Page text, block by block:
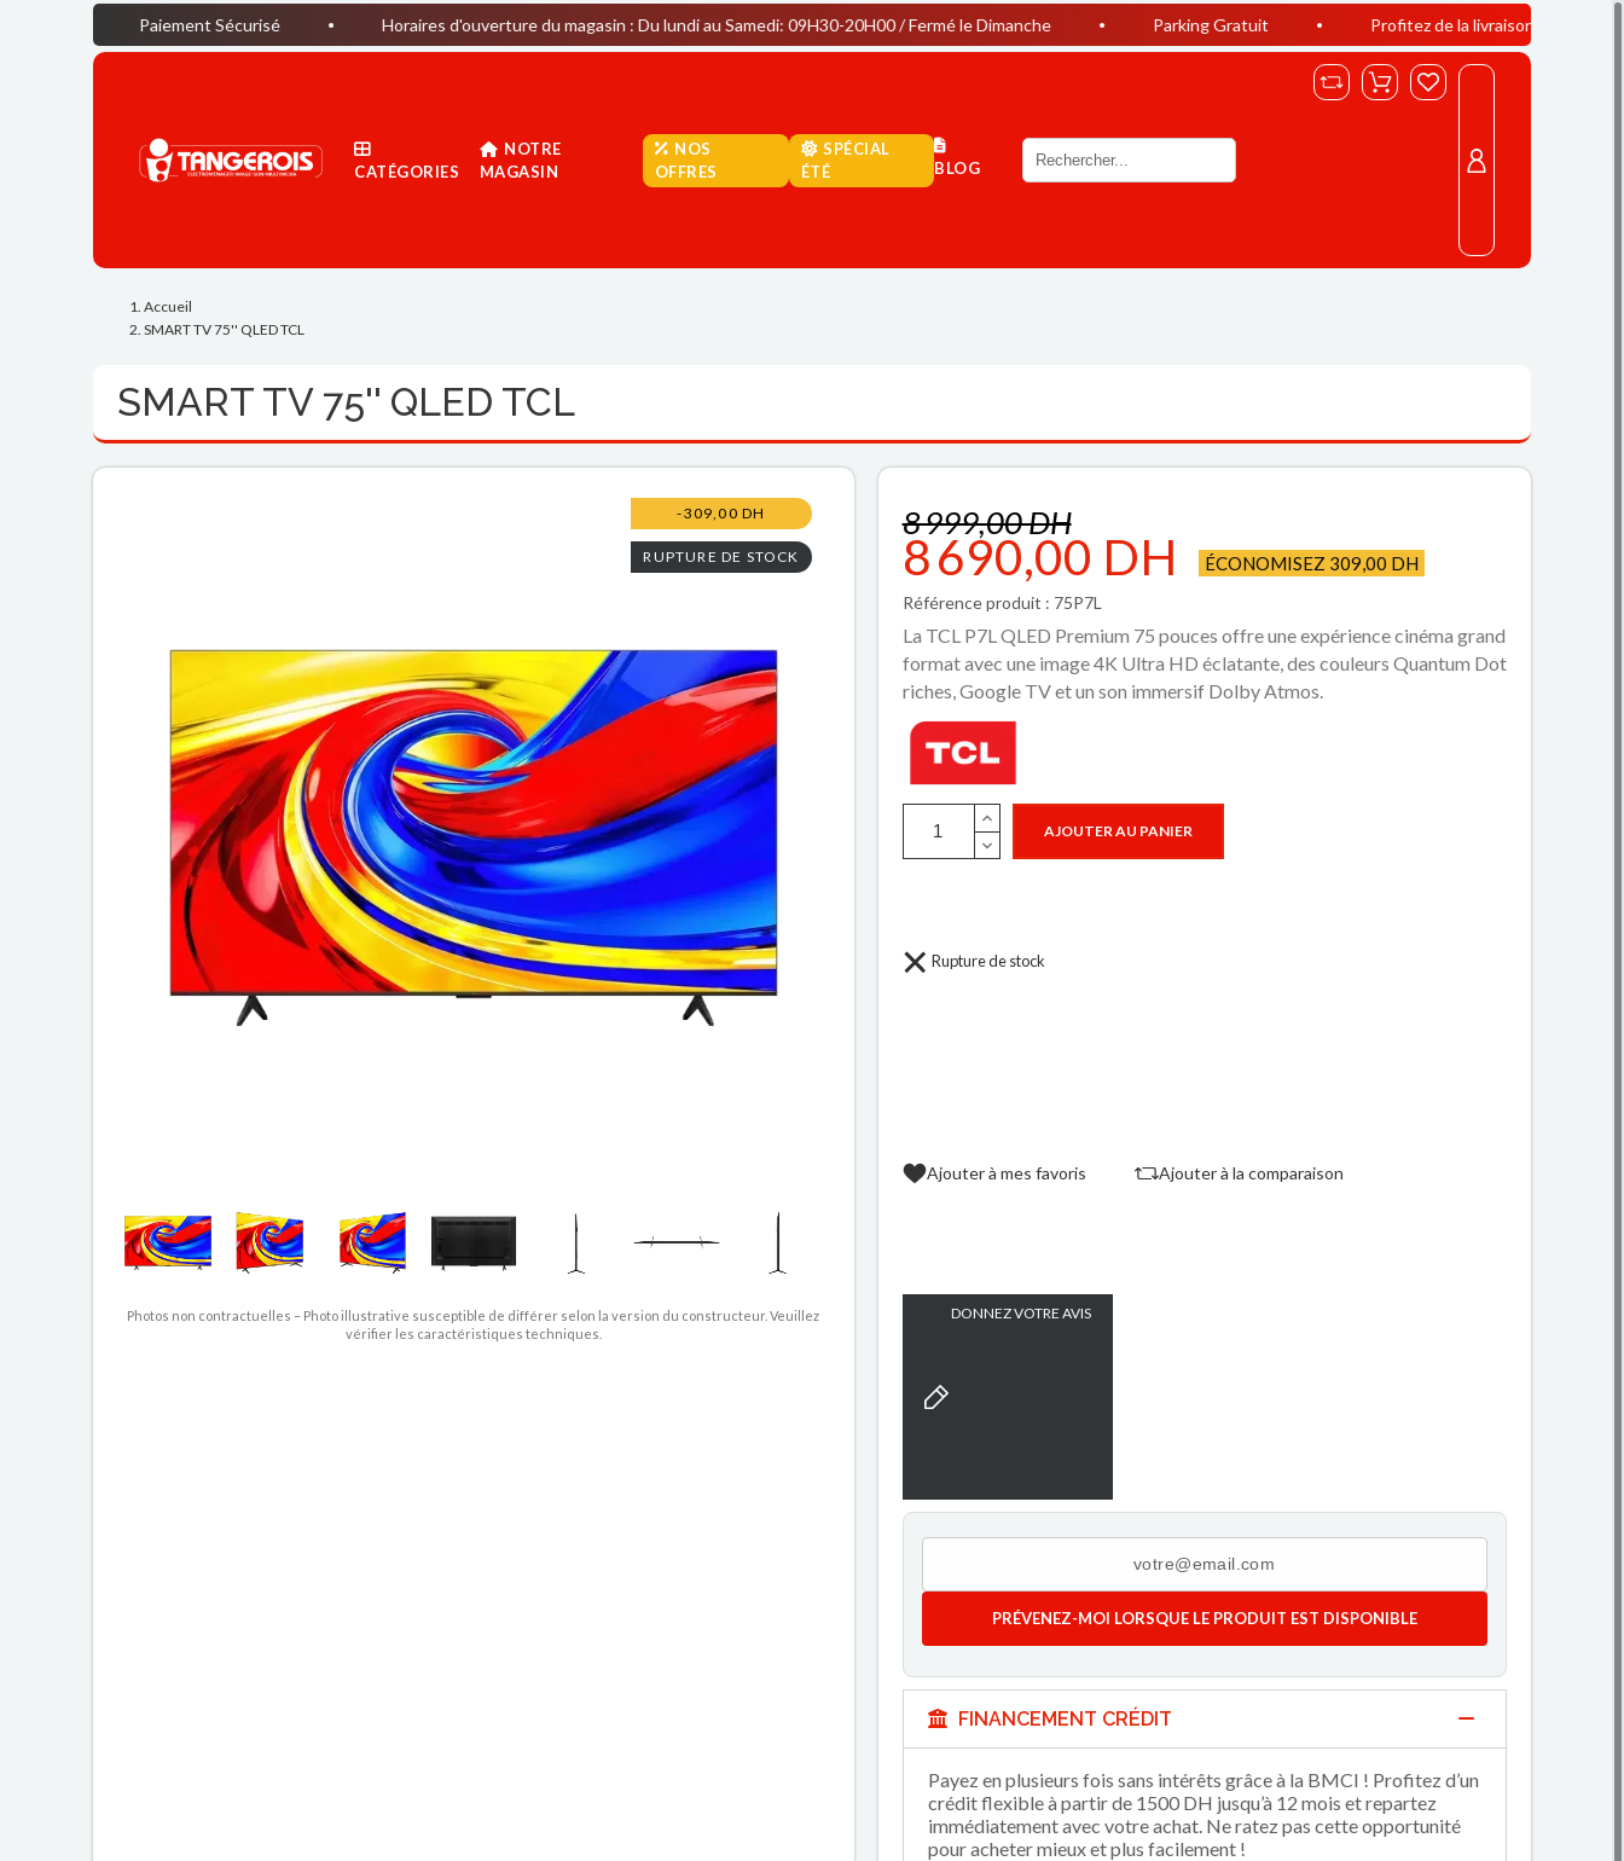
Paiement Sécurisé Horaires d'ouverture du magasin : Du lundi au Samedi: 09H30-20H00 / Fermé le Dimanche Parking Gratuit Profitez de la livraison offerte à Casablanca
CATÉGORIES
NOTRE
MAGASIN
NOS
OFFRES
SPÉCIAL
ÉTÉ
BLOG
Accueil
SMART TV 75'' QLED TCL
SMART TV 75'' QLED TCL
-309,00 DH
RUPTURE DE STOCK
Photos non contractuelles – Photo illustrative susceptible de différer selon la version du constructeur. Veuillez
vérifier les caractéristiques techniques.
8 999,00 DH
8 690,00 DH ÉCONOMISEZ 309,00 DH
Référence produit : 75P7L
La TCL P7L QLED Premium 75 pouces offre une expérience cinéma grand
format avec une image 4K Ultra HD éclatante, des couleurs Quantum Dot
riches, Google TV et un son immersif Dolby Atmos.
AJOUTER AU PANIER
Rupture de stock
Ajouter à mes favoris Ajouter à la comparaison
DONNEZ VOTRE AVIS
PRÉVENEZ-MOI LORSQUE LE PRODUIT EST DISPONIBLE
FINANCEMENT CRÉDIT
Payez en plusieurs fois sans intérêts grâce à la BMCI ! Profitez d’un
crédit flexible à partir de 1500 DH jusqu’à 12 mois et repartez
immédiatement avec votre achat. Ne ratez pas cette opportunité
pour acheter mieux et plus facilement !